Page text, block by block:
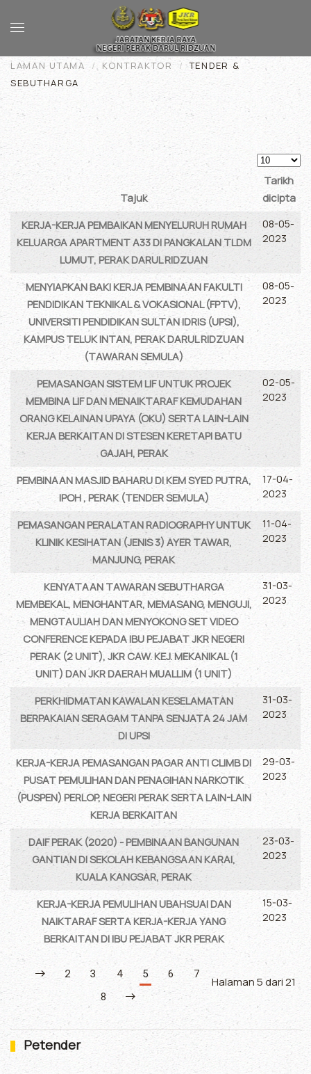
Skip to main content
LAMAN UTAMA KONTRAKTOR
TENDER &
SEBUTHARGA
Papar #
Articles
Tajuk
Tarikh
dicipta
KERJA-KERJA PEMBAIKAN MENYELURUH RUMAH
KELUARGA APARTMENT A33 DI PANGKALAN TLDM
LUMUT, PERAK DARUL RIDZUAN
08-05-
2023
MENYIAPKAN BAKI KERJA PEMBINAAN FAKULTI
PENDIDIKAN TEKNIKAL & VOKASIONAL (FPTV),
UNIVERSITI PENDIDIKAN SULTAN IDRIS (UPSI),
KAMPUS TELUK INTAN, PERAK DARUL RIDZUAN
(TAWARAN SEMULA)
08-05-
2023
PEMASANGAN SISTEM LIF UNTUK PROJEK
MEMBINA LIF DAN MENAIKTARAF KEMUDAHAN
ORANG KELAINAN UPAYA (OKU) SERTA LAIN-LAIN
KERJA BERKAITAN DI STESEN KERETAPI BATU
GAJAH, PERAK
02-05-
2023
PEMBINAAN MASJID BAHARU DI KEM SYED PUTRA,
IPOH , PERAK (TENDER SEMULA)
17-04-
2023
PEMASANGAN PERALATAN RADIOGRAPHY UNTUK
KLINIK KESIHATAN (JENIS 3) AYER TAWAR,
MANJUNG, PERAK
11-04-
2023
KENYATAAN TAWARAN SEBUTHARGA
MEMBEKAL, MENGHANTAR, MEMASANG, MENGUJI,
MENGTAULIAH DAN MENYOKONG SET VIDEO
CONFERENCE KEPADA IBU PEJABAT JKR NEGERI
PERAK (2 UNIT), JKR CAW. KEJ. MEKANIKAL (1
UNIT) DAN JKR DAERAH MUALLIM (1 UNIT)
31-03-
2023
PERKHIDMATAN KAWALAN KESELAMATAN
BERPAKAIAN SERAGAM TANPA SENJATA 24 JAM
DI UPSI
31-03-
2023
KERJA-KERJA PEMASANGAN PAGAR ANTI CLIMB DI
PUSAT PEMULIHAN DAN PENAGIHAN NARKOTIK
(PUSPEN) PERLOP, NEGERI PERAK SERTA LAIN-LAIN
KERJA BERKAITAN
29-03-
2023
DAIF PERAK (2020) - PEMBINAAN BANGUNAN
GANTIAN DI SEKOLAH KEBANGSAAN KARAI,
KUALA KANGSAR, PERAK
23-03-
2023
KERJA-KERJA PEMULIHAN UBAHSUAI DAN
NAIKTARAF SERTA KERJA-KERJA YANG
BERKAITAN DI IBU PEJABAT JKR PERAK
15-03-
2023
Halaman 5 dari 21
2 3 4 5 6
7
8
Petender